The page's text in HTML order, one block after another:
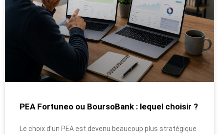
PEA Fortuneo ou BoursoBank : lequel choisir ?
Le choix d’un PEA est devenu beaucoup plus stratégique